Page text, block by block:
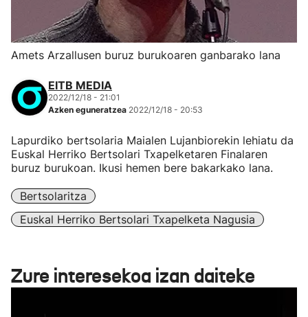
Amets Arzallusen buruz burukoaren ganbarako lana
EITB MEDIA
2022/12/18 - 21:01
Azken eguneratzea 2022/12/18 - 20:53
Lapurdiko bertsolaria Maialen Lujanbiorekin lehiatu da
Euskal Herriko Bertsolari Txapelketaren Finalaren
buruz burukoan. Ikusi hemen bere bakarkako lana.
Bertsolaritza
Euskal Herriko Bertsolari Txapelketa Nagusia
Zure interesekoa izan daiteke